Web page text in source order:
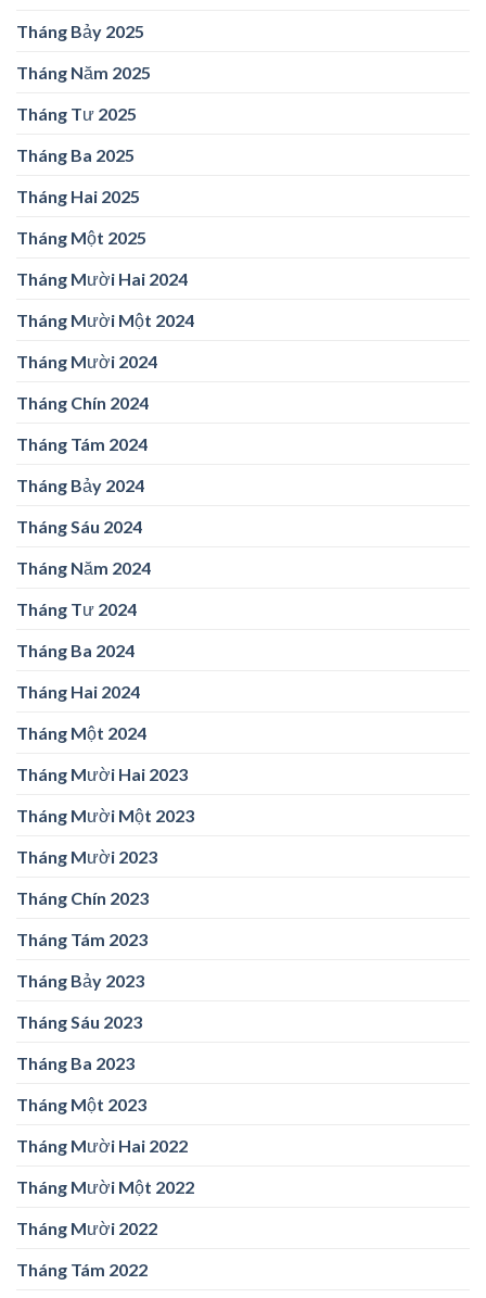
Tháng Bảy 2025
Tháng Năm 2025
Tháng Tư 2025
Tháng Ba 2025
Tháng Hai 2025
Tháng Một 2025
Tháng Mười Hai 2024
Tháng Mười Một 2024
Tháng Mười 2024
Tháng Chín 2024
Tháng Tám 2024
Tháng Bảy 2024
Tháng Sáu 2024
Tháng Năm 2024
Tháng Tư 2024
Tháng Ba 2024
Tháng Hai 2024
Tháng Một 2024
Tháng Mười Hai 2023
Tháng Mười Một 2023
Tháng Mười 2023
Tháng Chín 2023
Tháng Tám 2023
Tháng Bảy 2023
Tháng Sáu 2023
Tháng Ba 2023
Tháng Một 2023
Tháng Mười Hai 2022
Tháng Mười Một 2022
Tháng Mười 2022
Tháng Tám 2022